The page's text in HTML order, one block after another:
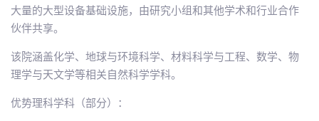
大量的大型设备基础设施，由研究小组和其他学术和行业合作
伙伴共享。
该院涵盖化学、地球与环境科学、材料科学与工程、数学、物
理学与天文学等相关自然科学学科。
优势理科学科（部分）：